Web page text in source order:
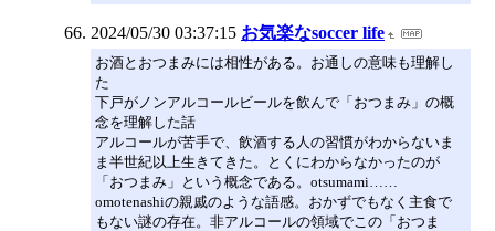
2024/05/30 03:37:15 お気楽なsoccer life
お酒とおつまみには相性がある。お通しの意味も理解し
た
下戸がノンアルコールビールを飲んで「おつまみ」の概
念を理解した話
アルコールが苦手で、飲酒する人の習慣がわからないま
ま半世紀以上生きてきた。とくにわからなかったのが
「おつまみ」という概念である。otsumami……
omotenashiの親戚のような語感。おかずでもなく主食で
もない謎の存在。非アルコールの領域でこの「おつま